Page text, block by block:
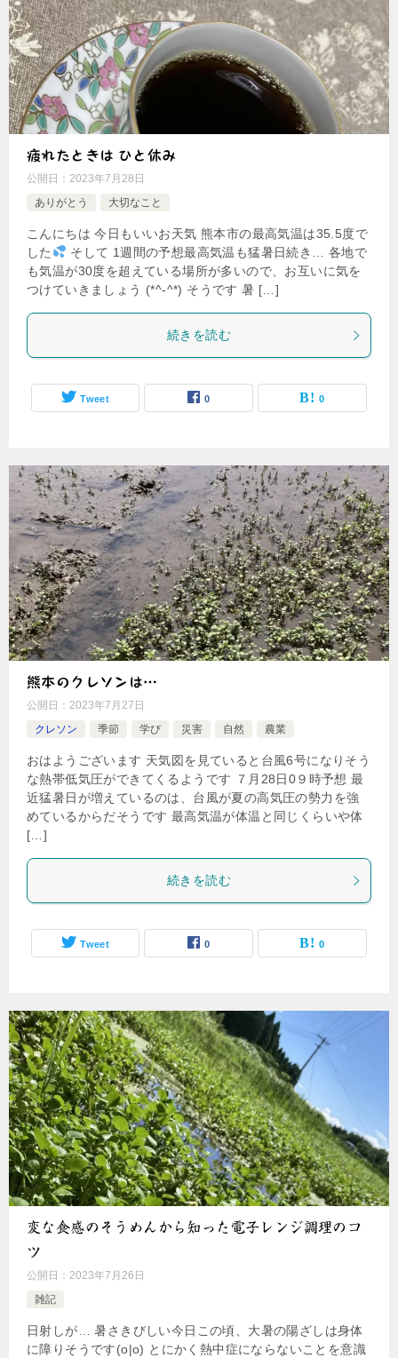
疲れたときは ひと休み
公開日： 2023年7月28日
ありがとう
大切なこと
こんにちは 今日もいいお天気 熊本市の最高気温は35.5度で
した
そして 1週間の予想最高気温も猛暑日続き… 各地で
も気温が30度を超えている場所が多いので、お互いに気を
つけていきましょう (*^-^*) そうです 暑 […]
続きを読む
Tweet 0 0
熊本のクレソンは…
公開日： 2023年7月27日
クレソン
季節 学び 災害 自然 農業
おはようございます 天気図を見ていると台風6号になりそう
な熱帯低気圧ができてくるようです ７月28日0９時予想 最
近猛暑日が増えているのは、台風が夏の高気圧の勢力を強
めているからだそうです 最高気温が体温と同じくらいや体
[…]
続きを読む
Tweet 0 0
変な食感のそうめんから知った電子レンジ調理のコ
ツ
公開日： 2023年7月26日
雑記
日射しが… 暑さきびしい今日この頃、大暑の陽ざしは身体
に障りそうです(o|o) とにかく熱中症にならないことを意識